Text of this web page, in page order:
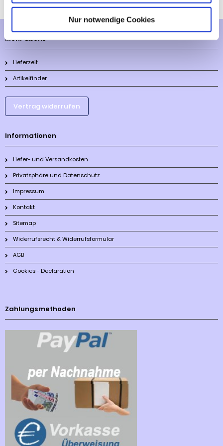
Nur notwendige Cookies
Mehr über...
Lieferzeit
Artikelfinder
Vertrag widerrufen
Informationen
Liefer- und Versandkosten
Privatsphäre und Datenschutz
Impressum
Kontakt
Sitemap
Widerrufsrecht & Widerrufsformular
AGB
Cookies - Declaration
Zahlungsmethoden